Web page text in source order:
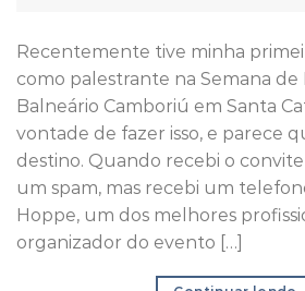
Recentemente tive minha
como palestrante na Semana de
Balneário Camboriú em Santa
vontade de fazer isso, e parece
destino. Quando recebi o
um spam, mas recebi um
Hoppe, um dos melhores
organizador do evento […]